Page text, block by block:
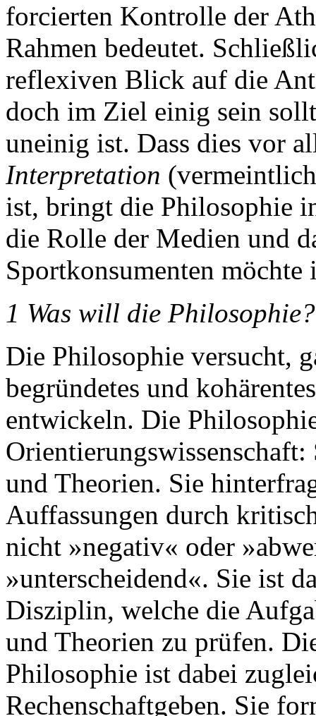
forcierten Kontrolle der
Rahmen bedeutet.
reflexiven Blick auf die
doch im Ziel einig sein
uneinig ist. Dass dies vor
Interpretation
ist, bringt die Philosophie
die Rolle der Medien und
Sportkonsumenten
1 Was will die Philosophie?
Die Philosophie versucht,
begründetes und
entwickeln. Die
und Theorien. Sie
Auffassungen durch
nicht »negativ« oder
»unterscheidend«. Sie ist
Disziplin, welche die
und Theorien zu prüfen.
Philosophie ist dabei
Rechenschaftgeben. Sie